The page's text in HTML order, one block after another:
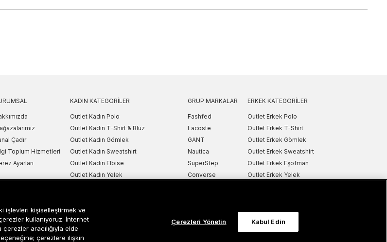
Çadır
Toplum Hizmetleri
Ayarları
KADIN KATEGORILER
Outlet Kadın Polo
Outlet Kadın T-Shirt & Bluz
Outlet Kadın Gömlek
Outlet Kadın Sweatshirt
Outlet Kadın Elbise
Outlet Kadın Yelek
Outlet Kadın Çanta & Cüzdan
GRUP MARKALAR
Fashfed
Lacoste
GANT
Nautica
SuperStep
Converse
ERKEK KATEGORILER
Outlet Erkek Polo
Outlet Erkek T-Shirt
Outlet Erkek Gömlek
Outlet Erkek Sweatshirt
Outlet Erkek Eşofman
Outlet Erkek Yelek
işlevleri kişiselleştirmek ve
kullanıyoruz. İnternet
aracılığıyla elde
çerezlere ilişkin
Çerezleri Yönetin Kabul Edin